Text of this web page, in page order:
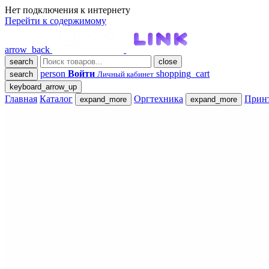
Нет подключения к интернету
Перейти к содержимому
arrow_back
search
close
search
person Войти Личный кабинет shopping_cart
keyboard_arrow_up
Главная Каталог expand_more Оргтехника expand_more